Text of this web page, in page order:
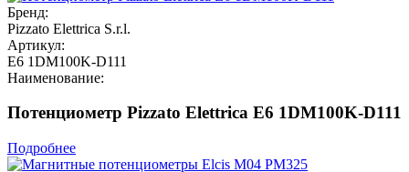
Бренд:
Pizzato Elettrica S.r.l.
Артикул:
E6 1DM100K-D111
Наименование:
Потенциометр Pizzato Elettrica E6 1DM100K-D111
Подробнее